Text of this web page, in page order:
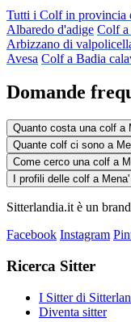
Tutti i Colf in provincia
Albaredo d'adige Colf
Arbizzano di
Avesa Colf a Badia
Domande
Quanto costa una colf a
Quante colf ci sono a
Come cerco una colf a
I profili delle colf a
Sitterlandia.it è un
Facebook Instagram
Ricerca Sitter
I Sitter di
Diventa sitter